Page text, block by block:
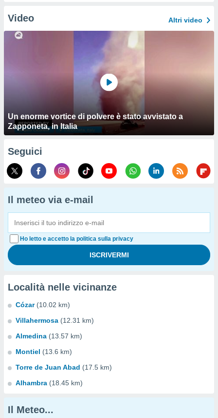
Video Altri video
Un enorme vortice di polvere è stato avvistato a
Zapponeta, in Italia
Seguici
Il meteo via e-mail
Ho letto e accetto la politica sulla privacy
Località nelle vicinanze
Cózar (10.02 km)
Villahermosa (12.31 km)
Almedina (13.57 km)
Montiel (13.6 km)
Torre de Juan Abad (17.5 km)
Alhambra (18.45 km)
Il Meteo...